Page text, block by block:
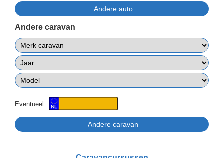
Andere caravan
Eventueel: